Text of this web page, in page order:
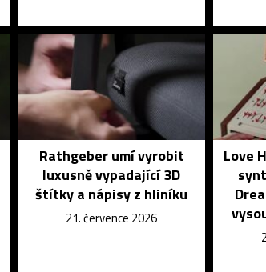
Rathgeber umí vyrobit
luxusně vypadající 3D
štítky a nápisy z hliníku
21. července 2026
Love